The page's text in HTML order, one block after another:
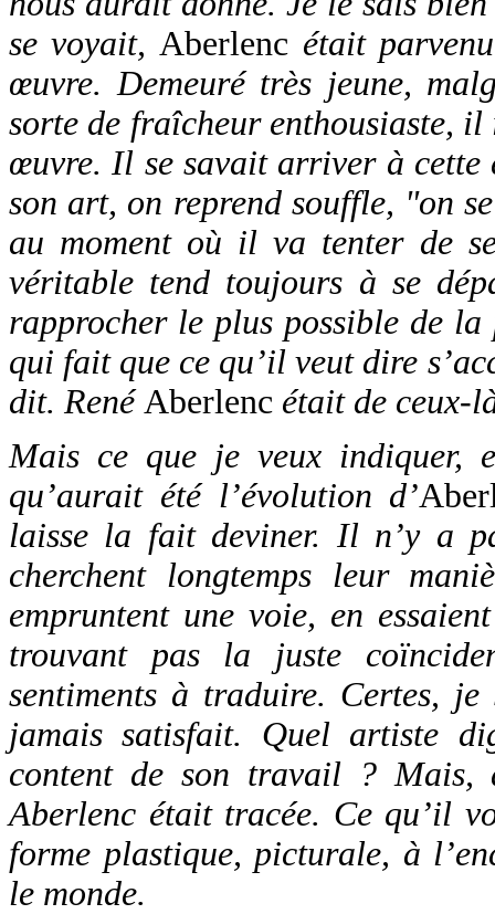
se voyait,Aberlenc était
œuvre. Demeuré très jeune,
sorte de fraîcheur enthousiaste,
œuvre. Il se savait arriver à cette
son art, on reprend souffle, "on
au moment où il va tenter de
véritable tend toujours à se
rapprocher le plus possible de la
qui fait que ce qu’il veut dire
dit. RenéAberlenc était de ceux-
Mais ce que je veux indiquer,
qu’aurait été l’évolution d’
laisse la fait deviner. Il n’y a
cherchent longtemps leur
empruntent une voie, en
trouvant pas la juste
sentiments à traduire. Certes,
jamais satisfait. Quel artiste
content de son travail ? Mais,
Aberlenc était tracée. Ce qu’il
forme plastique, picturale, à
le monde.